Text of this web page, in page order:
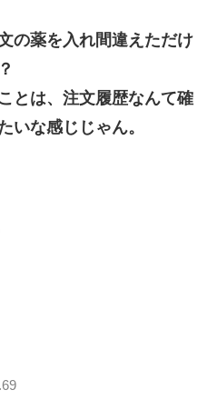
の薬を入れ間違えただけ
とは、注文履歴なんて確
いな感じじゃん。